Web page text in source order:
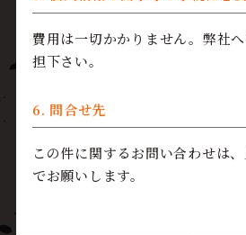
費用は一切かかりません。弊社
担下さい。
6. 問合せ先
この件に関するお問い合わせは
でお願いします。